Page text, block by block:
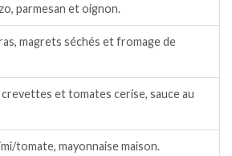
parmesan et oignon.
magrets séchés et fromage de
et tomates cerise, sauce au
tomate, mayonnaise maison.